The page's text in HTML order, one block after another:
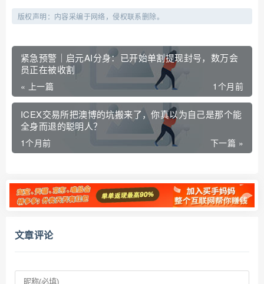
版权声明：内容采编于网络，侵权联系删除。
紧急预警｜启元AI分身：已开始单割提现封号，数万会
员正在被收割
« 上一篇 1个月前
ICEX交易所把澳博的坑搬来了，你真以为自己是那个能
全身而退的聪明人？
下一篇 »
1个月前
文章评论